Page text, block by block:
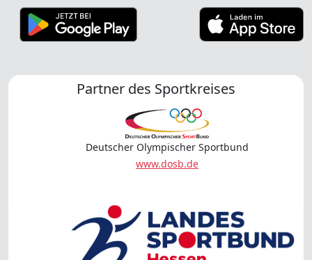
Partner des Sportkreises
Deutscher Olympischer Sportbund
www.dosb.de